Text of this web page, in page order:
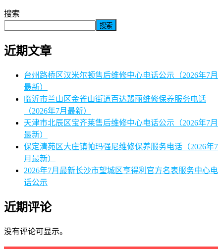
搜索
搜索
近期文章
台州路桥区汉米尔顿售后维修中心电话公示（2026年7月
最新）
临沂市兰山区金雀山街道百达翡丽维修保养服务电话
（2026年7月最新）
天津市北辰区宝齐莱售后维修中心电话公示（2026年7月
最新）
保定清苑区大庄镇帕玛强尼维修保养服务电话（2026年7
月最新）
2026年7月最新长沙市望城区亨得利官方名表服务中心电
话公示
近期评论
没有评论可显示。